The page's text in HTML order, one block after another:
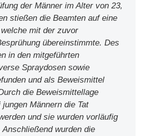
der Männer im Alter von 23,
stießen die Beamten auf eine
mit der zuvor
übereinstimmte. Des
in den mitgeführten
Spraydosen sowie
und als Beweismittel
die Beweismittellage
Männern die Tat
und sie wurden vorläufig
wurden die